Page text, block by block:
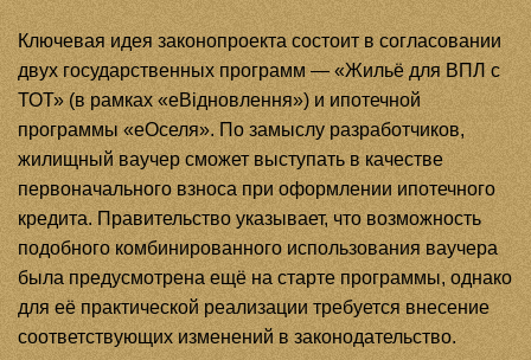
Ключевая идея законопроекта состоит в согласовании
двух государственных программ — «Жильё для ВПЛ с
ТОТ» (в рамках «еВідновлення») и ипотечной
программы «еОселя». По замыслу разработчиков,
жилищный ваучер сможет выступать в качестве
первоначального взноса при оформлении ипотечного
кредита. Правительство указывает, что возможность
подобного комбинированного использования ваучера
была предусмотрена ещё на старте программы, однако
для её практической реализации требуется внесение
соответствующих изменений в законодательство.